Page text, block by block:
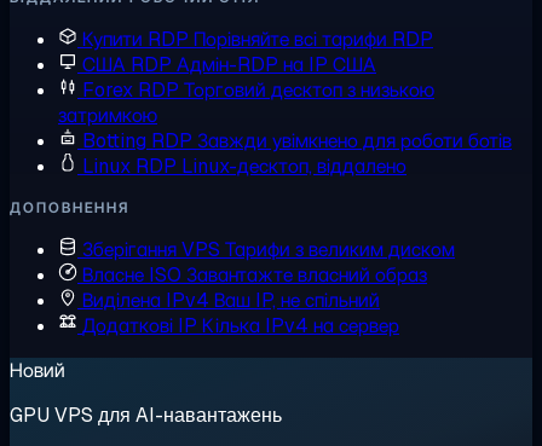
Купити RDP Порівняйте всі тарифи RDP
США RDP Адмін-RDP на IP США
Forex RDP Торговий десктоп з низькою
затримкою
Botting RDP Завжди увімкнено для роботи ботів
Linux RDP Linux-десктоп, віддалено
ДОПОВНЕННЯ
Зберігання VPS Тарифи з великим диском
Власне ISO Завантажте власний образ
Виділена IPv4 Ваш IP, не спільний
Додаткові IP Кілька IPv4 на сервер
Новий
GPU VPS для AI-навантажень